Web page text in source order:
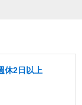
休2日以上